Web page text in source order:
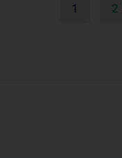
1 2